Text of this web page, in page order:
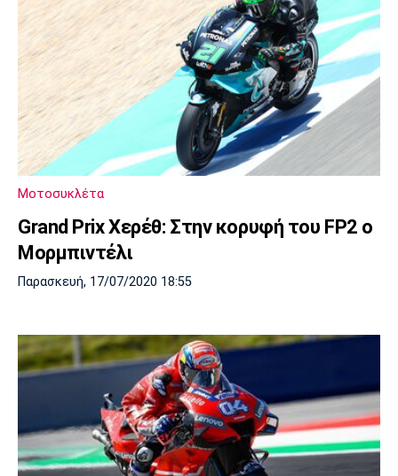
Μοτοσυκλέτα
Grand Prix Χερέθ: Στην κορυφή του FP2 ο
Μορμπιντέλι
Παρασκευή, 17/07/2020 18:55